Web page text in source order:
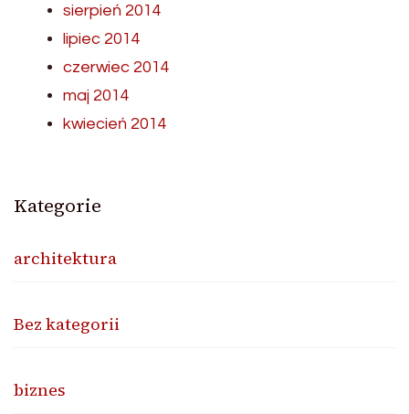
sierpień 2014
lipiec 2014
czerwiec 2014
maj 2014
kwiecień 2014
Kategorie
architektura
Bez kategorii
biznes